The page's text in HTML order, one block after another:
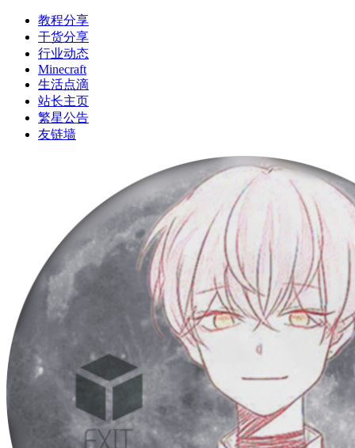
教程分享
干货分享
行业动态
Minecraft
生活点滴
站长主页
繁星公告
友链墙